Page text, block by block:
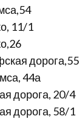
11/1
дорога,55
44а
дорога, 20/4
дорога, 58/1